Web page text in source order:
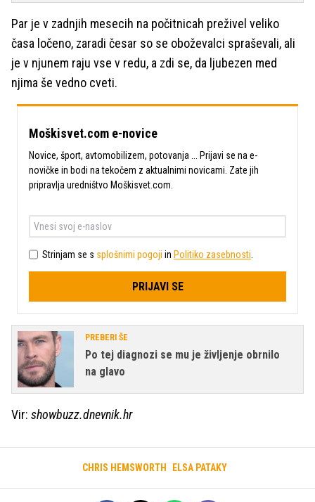
Par je v zadnjih mesecih na počitnicah preživel veliko
časa ločeno, zaradi česar so se oboževalci spraševali, ali
je v njunem raju vse v redu, a zdi se, da ljubezen med
njima še vedno cveti.
Moškisvet.com e-novice
Novice, šport, avtomobilizem, potovanja ... Prijavi se na e-
novičke in bodi na tekočem z aktualnimi novicami. Zate jih
pripravlja uredništvo Moškisvet.com.
Strinjam se s splošnimi pogoji in Politiko zasebnosti
PRIJAVI SE
PREBERI ŠE
Po tej diagnozi se mu je življenje obrnilo
na glavo
Vir: showbuzz.dnevnik.hr
CHRIS HEMSWORTH ELSA PATAKY